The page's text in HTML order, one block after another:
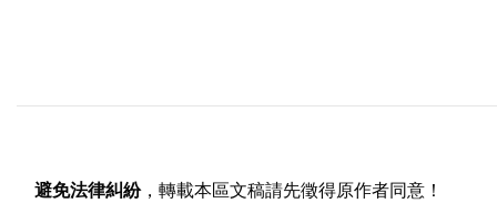
避免法律糾紛，轉載本區文稿請先徵得原作者同意！